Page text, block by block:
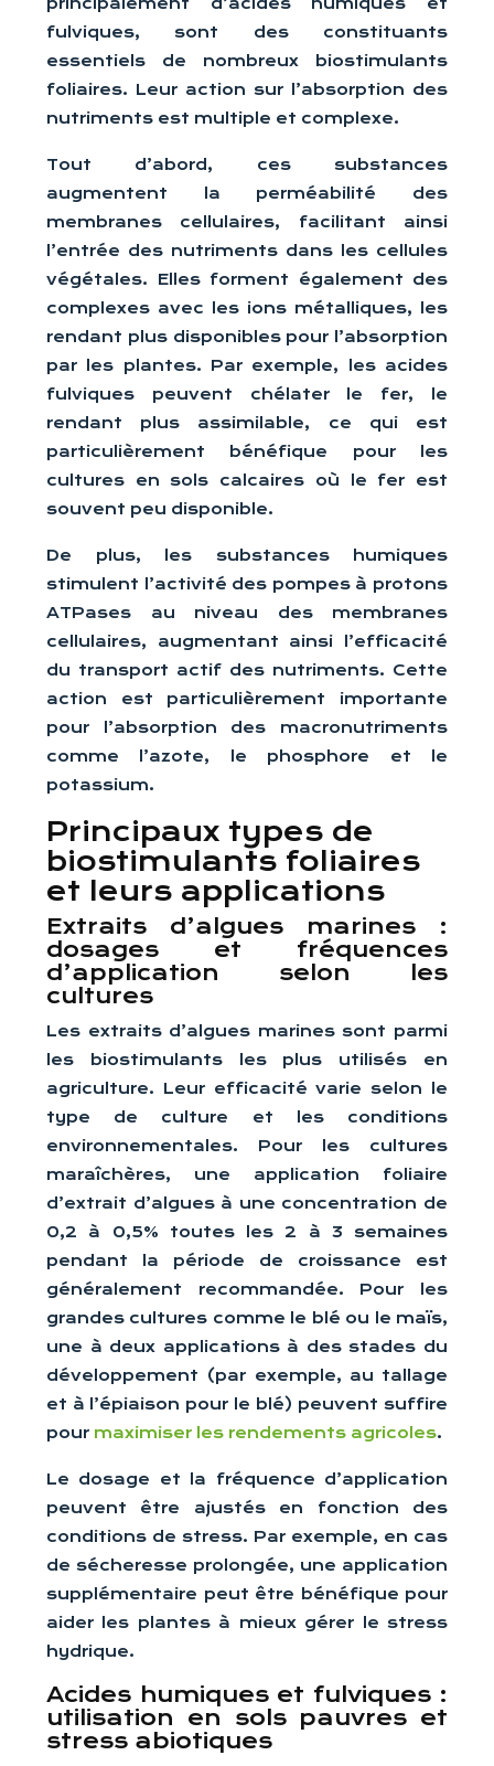
fulviques, sont des constituants
essentiels de nombreux biostimulants
foliaires. Leur action sur l’absorption des
nutriments est multiple et complexe.
Tout d’abord, ces substances
augmentent la perméabilité des
membranes cellulaires, facilitant ainsi
l’entrée des nutriments dans les cellules
végétales. Elles forment également des
complexes avec les ions métalliques, les
rendant plus disponibles pour l’absorption
par les plantes. Par exemple, les acides
fulviques peuvent chélater le fer, le
rendant plus assimilable, ce qui est
particulièrement bénéfique pour les
cultures en sols calcaires où le fer est
souvent peu disponible.
De plus, les substances humiques
stimulent l’activité des pompes à protons
ATPases au niveau des membranes
cellulaires, augmentant ainsi l’efficacité
du transport actif des nutriments. Cette
action est particulièrement importante
pour l’absorption des macronutriments
comme l’azote, le phosphore et le
potassium.
Principaux types de
biostimulants foliaires
et leurs applications
Extraits d’algues marines :
dosages et fréquences
d’application selon les
cultures
Les extraits d’algues marines sont parmi
les biostimulants les plus utilisés en
agriculture. Leur efficacité varie selon le
type de culture et les conditions
environnementales. Pour les cultures
maraîchères, une application foliaire
d’extrait d’algues à une concentration de
0,2 à 0,5% toutes les 2 à 3 semaines
pendant la période de croissance est
généralement recommandée. Pour les
grandes cultures comme le blé ou le maïs,
une à deux applications à des stades du
développement (par exemple, au tallage
et à l’épiaison pour le blé) peuvent suffire
pour maximiser les rendements agricoles.
Le dosage et la fréquence d’application
peuvent être ajustés en fonction des
conditions de stress. Par exemple, en cas
de sécheresse prolongée, une application
supplémentaire peut être bénéfique pour
aider les plantes à mieux gérer le stress
hydrique.
Acides humiques et fulviques :
utilisation en sols pauvres et
stress abiotiques